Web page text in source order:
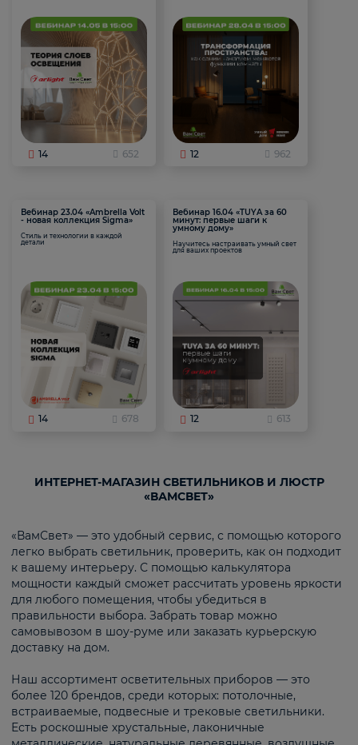
14 652 12 962
Вебинар 23.04 «Ambrella Volt
- новая коллекция Sigma»
Стиль и технологии в каждой
детали
14 678
Вебинар 16.04 «TUYA за 60
минут: первые шаги к
умному дому»
Научитесь настраивать умный свет
для ваших проектов
12 613
ИНТЕРНЕТ-МАГАЗИН СВЕТИЛЬНИКОВ И ЛЮСТР
«ВАМСВЕТ»
«ВамСвет» — это удобный сервис, с помощью которого
легко выбрать светильник, проверить, как он подходит
к вашему интерьеру. С помощью калькулятора
мощности каждый сможет рассчитать уровень яркости
для любого помещения, чтобы убедиться в
правильности выбора. Забрать товар можно
самовывозом в шоу-руме или заказать курьерскую
доставку на дом.
Наш ассортимент осветительных приборов — это
более 120 брендов, среди которых: потолочные,
встраиваемые, подвесные и трековые светильники.
Есть роскошные хрустальные, лаконичные